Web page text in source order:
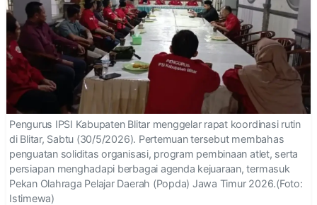
Pengurus IPSI Kabupaten Blitar menggelar rapat koordinasi rutin
di Blitar, Sabtu (30/5/2026). Pertemuan tersebut membahas
penguatan soliditas organisasi, program pembinaan atlet, serta
persiapan menghadapi berbagai agenda kejuaraan, termasuk
Pekan Olahraga Pelajar Daerah (Popda) Jawa Timur 2026.(Foto:
Istimewa)